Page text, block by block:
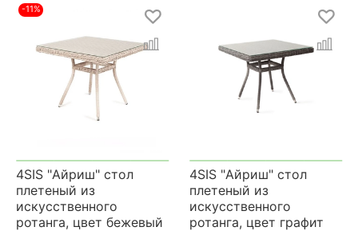
-11%
4SIS "Айриш" стол
плетеный из
искусственного
ротанга, цвет бежевый
4SIS "Айриш" стол
плетеный из
искусственного
ротанга, цвет графит